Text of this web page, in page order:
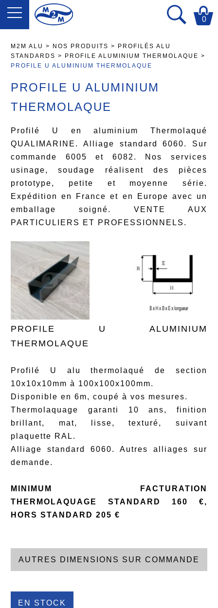
0
M2M ALU > NOS PRODUITS >
PROFILÉS ALU
STANDARDS > PROFILE ALUMINIUM THERMOLAQUE >
PROFILE U ALUMINIUM THERMOLAQUE
PROFILE U ALUMINIUM
THERMOLAQUE
Profilé U en aluminium Thermolaqué
QUALIMARINE. Alliage standard 6060. Sur
commande 6005 et 6082. Nos services
usinage, soudage réalisent des pièces
prototype, petite et moyenne série.
Expédition en France et en Europe avec un
emballage soigné. VENTE AUX
PARTICULIERS ET PROFESSIONNELS.
PROFILE U ALUMINIUM
THERMOLAQUE
Profilé U alu thermolaqué de section
10x10x10mm à 100x100x100mm.
Disponible en 6m, coupé à vos mesures.
Thermolaquage garanti 10 ans, finition
brillant, mat, lisse, texturé, suivant
plaquette RAL.
Alliage standard 6060. Autres alliages sur
demande.
MINIMUM FACTURATION
THERMOLAQUAGE STANDARD 160 €,
HORS STANDARD 205 €
AUTRES DIMENSIONS SUR COMMANDE
EN STOCK